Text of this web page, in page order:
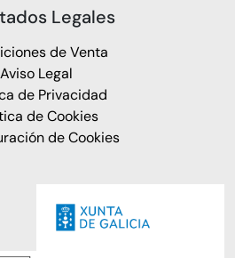
Legales
de Venta
Aviso Legal
de Privacidad
de Cookies
de Cookies